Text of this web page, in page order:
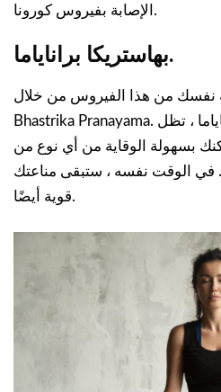
الإصابة بفيروس كورونا.
بهاستريكا براناياما.
نفسك من هذا الفيروس من خلال
Bhastrika Pranayama. من خلال إجراء هذا البراناياما ، تظل
بسهولة الوقاية من أي نوع من
في الوقت نفسه ، ستبقى مناعتك
قوية أيضًا.